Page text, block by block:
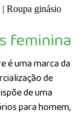
feminina
é uma marca da
de
de uma
para homem,